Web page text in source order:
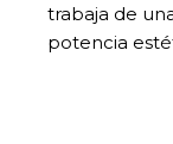
trabaja de
potencia